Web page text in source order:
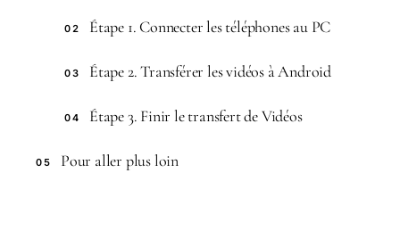
02 Étape 1. Connecter les téléphones au PC
03 Étape 2. Transférer les vidéos à Android
04 Étape 3. Finir le transfert de Vidéos
05 Pour aller plus loin